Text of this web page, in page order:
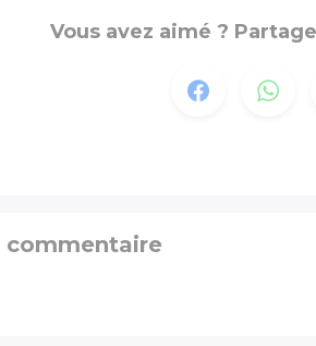
Vous avez aimé ?
commentaire